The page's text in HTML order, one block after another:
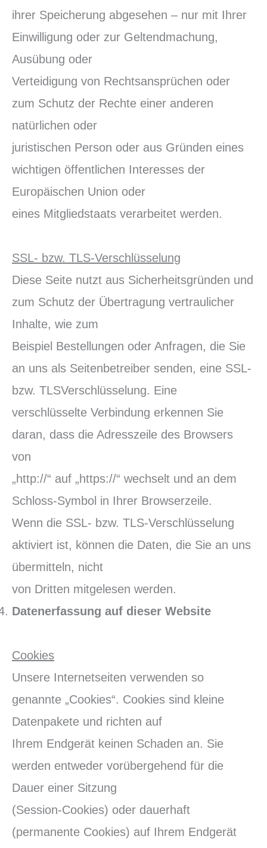
ihrer Speicherung abgesehen – nur mit Ihrer
Einwilligung oder zur Geltendmachung,
Ausübung oder
Verteidigung von Rechtsansprüchen oder
zum Schutz der Rechte einer anderen
natürlichen oder
juristischen Person oder aus Gründen eines
wichtigen öffentlichen Interesses der
Europäischen Union oder
eines Mitgliedstaats verarbeitet werden.
SSL- bzw. TLS-Verschlüsselung
Diese Seite nutzt aus Sicherheitsgründen und
zum Schutz der Übertragung vertraulicher
Inhalte, wie zum
Beispiel Bestellungen oder Anfragen, die Sie
an uns als Seitenbetreiber senden, eine SSL-
bzw. TLSVerschlüsselung. Eine
verschlüsselte Verbindung erkennen Sie
daran, dass die Adresszeile des Browsers
von
„http://“ auf „https://“ wechselt und an dem
Schloss-Symbol in Ihrer Browserzeile.
Wenn die SSL- bzw. TLS-Verschlüsselung
aktiviert ist, können die Daten, die Sie an uns
übermitteln, nicht
von Dritten mitgelesen werden.
Datenerfassung auf dieser Website
Cookies
Unsere Internetseiten verwenden so
genannte „Cookies“. Cookies sind kleine
Datenpakete und richten auf
Ihrem Endgerät keinen Schaden an. Sie
werden entweder vorübergehend für die
Dauer einer Sitzung
(Session-Cookies) oder dauerhaft
(permanente Cookies) auf Ihrem Endgerät